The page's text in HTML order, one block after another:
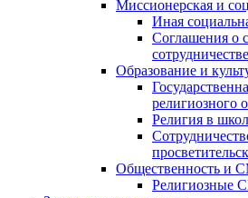
Миссионерская и
Иная
Соглашения о
сотрудничестве
Образование и
религиозного
Религия в
Общественность и
Религиозные